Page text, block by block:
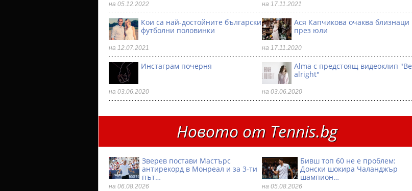
на 05.12.2022 на 17.11.2021
Кои са най-достойните български
футболни половинки
на 12.07.2021
Ася Капчикова очаква близнаци
през юли
на 17.11.2020
Инстаграм почерня
на 03.06.2020
Alma с предстоящ видеоклип "Be
alright"
на 03.06.2020
Новото от Тennis.bg
Зверев постави Мастърс
антирекорд в Монреал и за 3-ти
път…
на 06.08.2026
Бивш топ 60 не е проблем:
Донски шокира Чаланджър
шампион…
на 05.08.2026